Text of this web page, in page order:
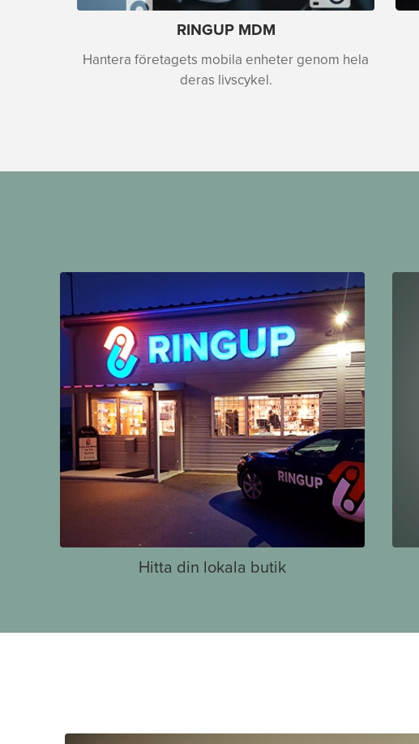
RINGUP MDM
Hantera företagets mobila enheter genom hela
deras livscykel.
Hitta din lokala butik